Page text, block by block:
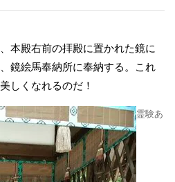
本殿右前の拝殿に置かれた鏡に
鏡絵馬奉納所に奉納する。これ
しくなれるのだ！
霊験あ